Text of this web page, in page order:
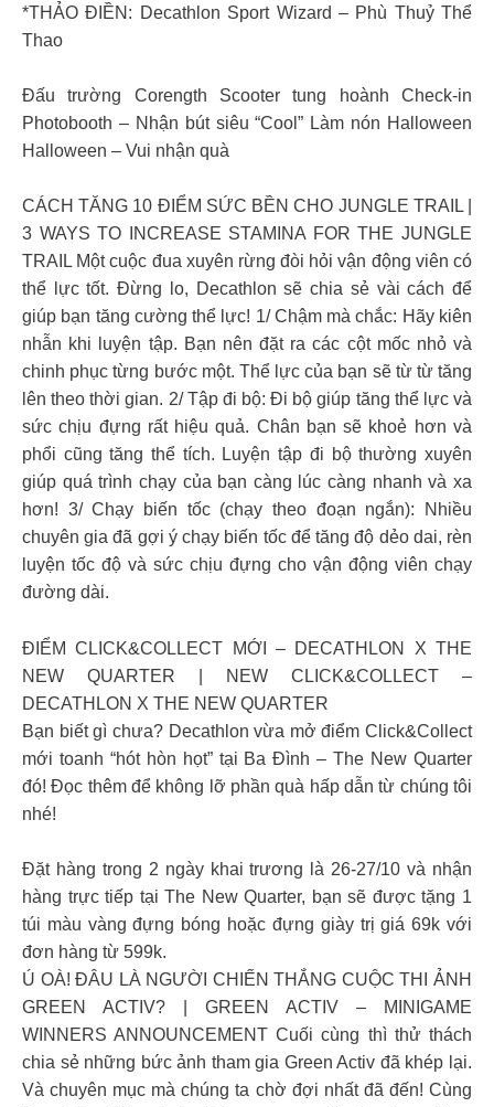
*THẢO ĐIỀN: Decathlon Sport Wizard – Phù Thuỷ Thể
Thao
Đấu trường Corength Scooter tung hoành Check-in
Photobooth – Nhận bút siêu “Cool” Làm nón Halloween
Halloween – Vui nhận quà
CÁCH TĂNG 10 ĐIỂM SỨC BỀN CHO JUNGLE TRAIL |
3 WAYS TO INCREASE STAMINA FOR THE JUNGLE
TRAIL Một cuộc đua xuyên rừng đòi hỏi vận động viên có
thể lực tốt. Đừng lo, Decathlon sẽ chia sẻ vài cách để
giúp bạn tăng cường thể lực! 1/ Chậm mà chắc: Hãy kiên
nhẫn khi luyện tập. Bạn nên đặt ra các cột mốc nhỏ và
chinh phục từng bước một. Thể lực của bạn sẽ từ từ tăng
lên theo thời gian. 2/ Tập đi bộ: Đi bộ giúp tăng thể lực và
sức chịu đựng rất hiệu quả. Chân bạn sẽ khoẻ hơn và
phổi cũng tăng thể tích. Luyện tập đi bộ thường xuyên
giúp quá trình chạy của bạn càng lúc càng nhanh và xa
hơn! 3/ Chạy biến tốc (chạy theo đoạn ngắn): Nhiều
chuyên gia đã gợi ý chạy biến tốc để tăng độ dẻo dai, rèn
luyện tốc độ và sức chịu đựng cho vận động viên chạy
đường dài.
ĐIỂM CLICK&COLLECT MỚI – DECATHLON X THE
NEW QUARTER | NEW CLICK&COLLECT –
DECATHLON X THE NEW QUARTER
Bạn biết gì chưa? Decathlon vừa mở điểm Click&Collect
mới toanh “hót hòn họt” tại Ba Đình – The New Quarter
đó! Đọc thêm để không lỡ phần quà hấp dẫn từ chúng tôi
nhé!
Đặt hàng trong 2 ngày khai trương là 26-27/10 và nhận
hàng trực tiếp tại The New Quarter, bạn sẽ được tặng 1
túi màu vàng đựng bóng hoặc đựng giày trị giá 69k với
đơn hàng từ 599k.
Ú OÀ! ĐÂU LÀ NGƯỜI CHIẾN THẮNG CUỘC THI ẢNH
GREEN ACTIV? | GREEN ACTIV – MINIGAME
WINNERS ANNOUNCEMENT Cuối cùng thì thử thách
chia sẻ những bức ảnh tham gia Green Activ đã khép lại.
Và chuyên mục mà chúng ta chờ đợi nhất đã đến! Cùng